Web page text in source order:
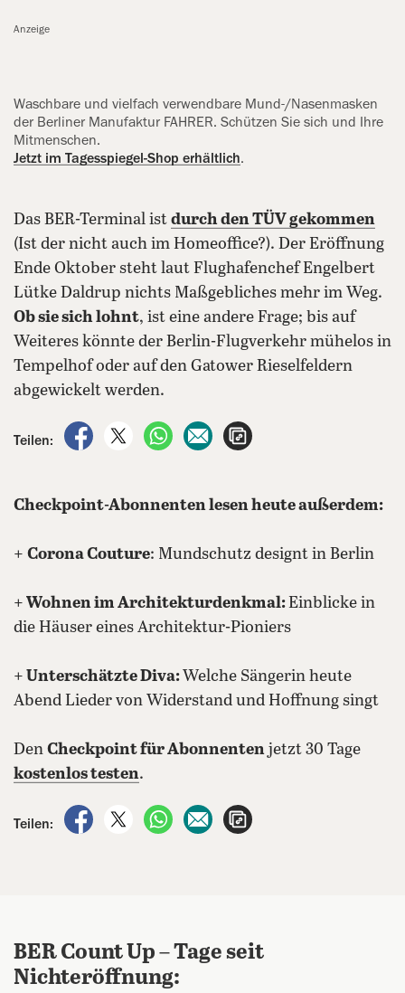
Anzeige
Waschbare und vielfach verwendbare Mund-/Nasenmasken
der Berliner Manufaktur FAHRER. Schützen Sie sich und Ihre
Mitmenschen.
Jetzt im Tagesspiegel-Shop erhältlich.
Das BER-Terminal ist durch den TÜV gekommen
(Ist der nicht auch im Homeoffice?). Der Eröffnung
Ende Oktober steht laut Flughafenchef Engelbert
Lütke Daldrup nichts Maßgebliches mehr im Weg.
Ob sie sich lohnt, ist eine andere Frage; bis auf
Weiteres könnte der Berlin-Flugverkehr mühelos in
Tempelhof oder auf den Gatower Rieselfeldern
abgewickelt werden.
Teilen:
auf Facebook teilen
auf X teilenper WhatsApp teilen
per E-Mail teilen
Checkpoint-Abonnenten lesen heute außerdem:
+ Corona Couture: Mundschutz designt in Berlin
+ Wohnen im Architekturdenkmal:Einblicke in
die Häuser eines Architektur-Pioniers
+ Unterschätzte Diva: Welche Sängerin heute
Abend Lieder von Widerstand und Hoffnung singt
Den Checkpoint für Abonnenten jetzt 30 Tage
kostenlos testen.
Teilen:
auf Facebook teilen
auf X teilenper WhatsApp teilen
per E-Mail teilen
BER Count Up – Tage seit
Nichteröffnung: